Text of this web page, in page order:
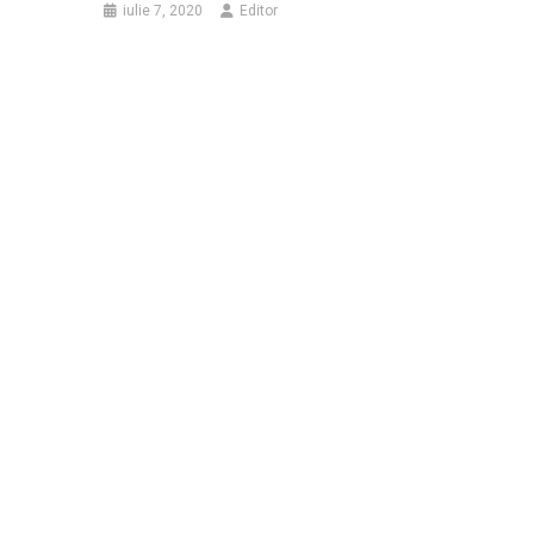
iulie 7, 2020 Editor